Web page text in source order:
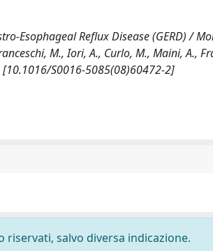
Esophageal Reflux Disease (GERD) /
M., Iori, A., Curlo, M., Maini, A.,
[10.1016/S0016-5085(08)60472-2]
salvo diversa indicazione.